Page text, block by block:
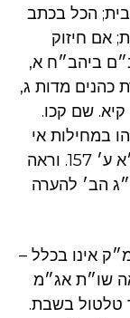
הכל בכתב
אם חיזוק
ביהב״ח א,
כהנים מדות ג,
שם קכו.
במחילות אי
הי׳ בכלל הכל בכתב. וראה לקו״ש חכ״א ע׳ 157. וראה
היובל ע׳ 279 בשוה״ג הב׳ להערה
אינו בכלל –
שו״ת אג״מ
טלטול בשבת.